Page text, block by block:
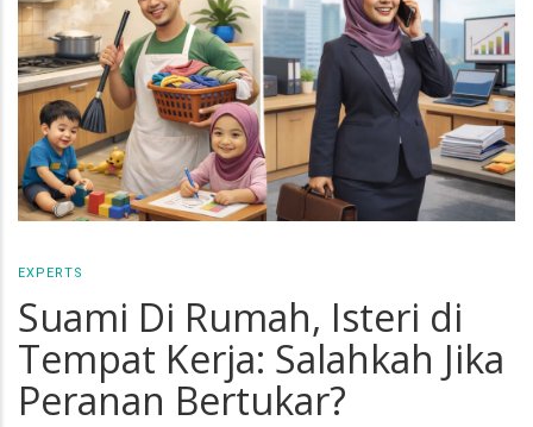
EXPERTS
Suami Di Rumah, Isteri di
Tempat Kerja: Salahkah Jika
Peranan Bertukar?